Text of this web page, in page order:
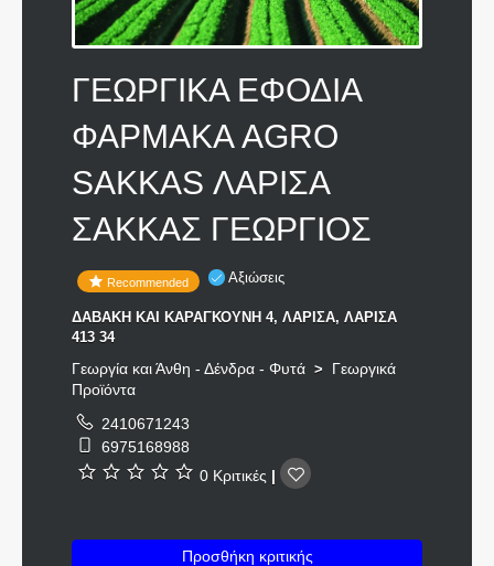
ΓΕΩΡΓΙΚΑ ΕΦΟΔΙΑ
ΦΑΡΜΑΚΑ AGRO
SAKKAS ΛΑΡΙΣΑ
ΣΑΚΚΑΣ ΓΕΩΡΓΙΟΣ
Recommended Αξιώσεις
ΔΑΒΑΚΗ ΚΑΙ ΚΑΡΑΓΚΟΥΝΗ 4, ΛΑΡΙΣΑ, ΛΑΡΙΣΑ
413 34
Γεωργία και Άνθη - Δένδρα - Φυτά > Γεωργικά
Προϊόντα
2410671243
6975168988
0 Κριτικές |
Προσθήκη κριτικής